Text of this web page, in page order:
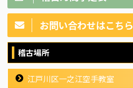
お問い合わせはこちら
稽古場所
江戸川区一之江空手教室